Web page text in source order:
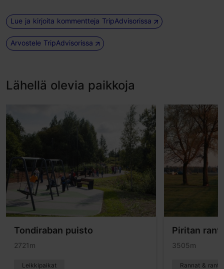
Lue ja kirjoita kommentteja TripAdvisorissa
Arvostele TripAdvisorissa
Lähellä olevia paikkoja
Tondiraban puisto
2721m
Leikkipaikat
Piritan
3505m
Rannat &